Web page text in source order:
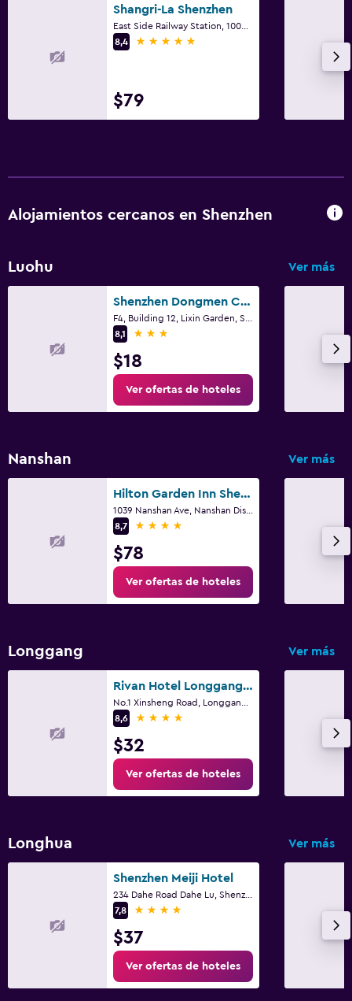
Shangri-La Shenzhen
8,4
5 estrellas
$79
Alojamientos cercanos en Shenzhen
Luohu Ver más
Shenzhen Dongmen Colour Hotel
8,1
3 estrellas
$18
Ver ofertas de hoteles
Nanshan Ver más
Hilton Garden Inn Shenzhen Nanshan Avenue
8,7
4 estrellas
$78
Ver ofertas de hoteles
Longgang Ver más
Rivan Hotel Longgang Shenzhen
8,6
4 estrellas
$32
Ver ofertas de hoteles
Longhua Ver más
Shenzhen Meiji Hotel
7,8
4 estrellas
$37
Ver ofertas de hoteles